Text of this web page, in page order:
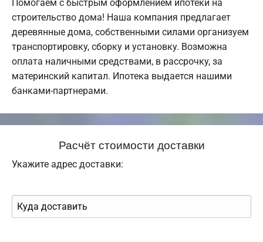
Помогаем с быстрым оформлением ипотеки на
строительство дома! Наша компания предлагает
деревянные дома, собственными силами организуем
транспортировку, сборку и установку. Возможна
оплата наличными средствами, в рассрочку, за
материнский капитал. Ипотека выдается нашими
банками-партнерами.
Расчёт стоимости доставки
Укажите адрес доставки: